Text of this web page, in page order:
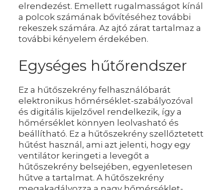
elrendezést. Emellett rugalmasságot kínál
a polcok számának bővítéséhez további
rekeszek számára. Az ajtó zárat tartalmaz a
további kényelem érdekében.
Egységes hűtőrendszer
Ez a hűtőszekrény felhasználóbarát
elektronikus hőmérséklet-szabályozóval
és digitális kijelzővel rendelkezik, így a
hőmérséklet könnyen leolvasható és
beállítható. Ez a hűtőszekrény szellőztetett
hűtést használ, ami azt jelenti, hogy egy
ventilátor keringeti a levegőt a
hűtőszekrény belsejében, egyenletesen
hűtve a tartalmat. A hűtőszekrény